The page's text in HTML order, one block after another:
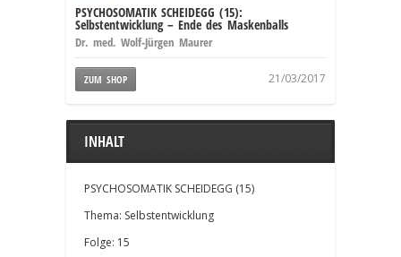
PSYCHOSOMATIK SCHEIDEGG (15):
Selbstentwicklung – Ende des Maskenballs
Dr. med. Wolf-Jürgen Maurer
ZUM SHOP 21/03/2017
INHALT
PSYCHOSOMATIK SCHEIDEGG (15)
Thema: Selbstentwicklung
Folge: 15